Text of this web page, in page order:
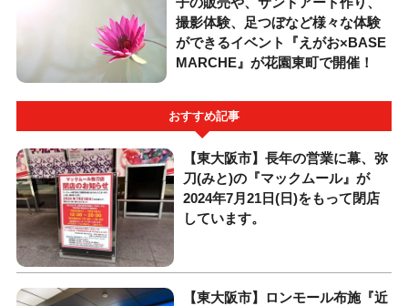
撮影体験、足つぼなど様々な体験
ができるイベント『えがお×BASE
MARCHE』が花園東町で開催！
おすすめ記事
【東大阪市】長年の営業に幕、弥
刀(みと)の『マックムール』が
2024年7月21日(日)をもって閉店
しています。
【東大阪市】ロンモール布施『近